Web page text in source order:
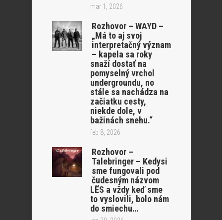
mar 1, 2026
Rozhovor – WAYD –
„Má to aj svoj
interpretačný význam
– kapela sa roky
snaží dostať na
pomyselný vrchol
undergroundu, no
stále sa nachádza na
začiatku cesty,
niekde dole, v
bažinách snehu.“
feb 8, 2026
Rozhovor –
Talebringer – Kedysi
sme fungovali pod
čudesným názvom
LËS a vždy keď sme
to vyslovili, bolo nám
do smiechu…